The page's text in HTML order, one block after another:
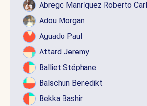
Abrego Manríquez Roberto
Adou Morgan
Aguado Paul
Attard Jeremy
Balliet Stéphane
Balschun Benedikt
Bekka Bashir